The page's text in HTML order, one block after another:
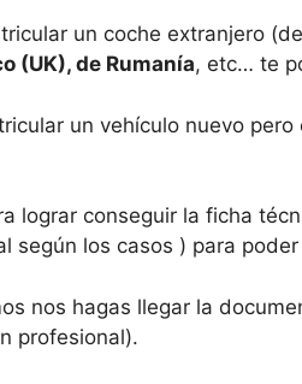
un coche extranjero
(UK), de Rumanía, etc… te
un vehículo nuevo
lograr conseguir la ficha
según los casos ) para
nos hagas llegar la
profesional).